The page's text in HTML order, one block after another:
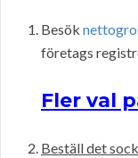
Besök
företags
Fler val
Beställ det